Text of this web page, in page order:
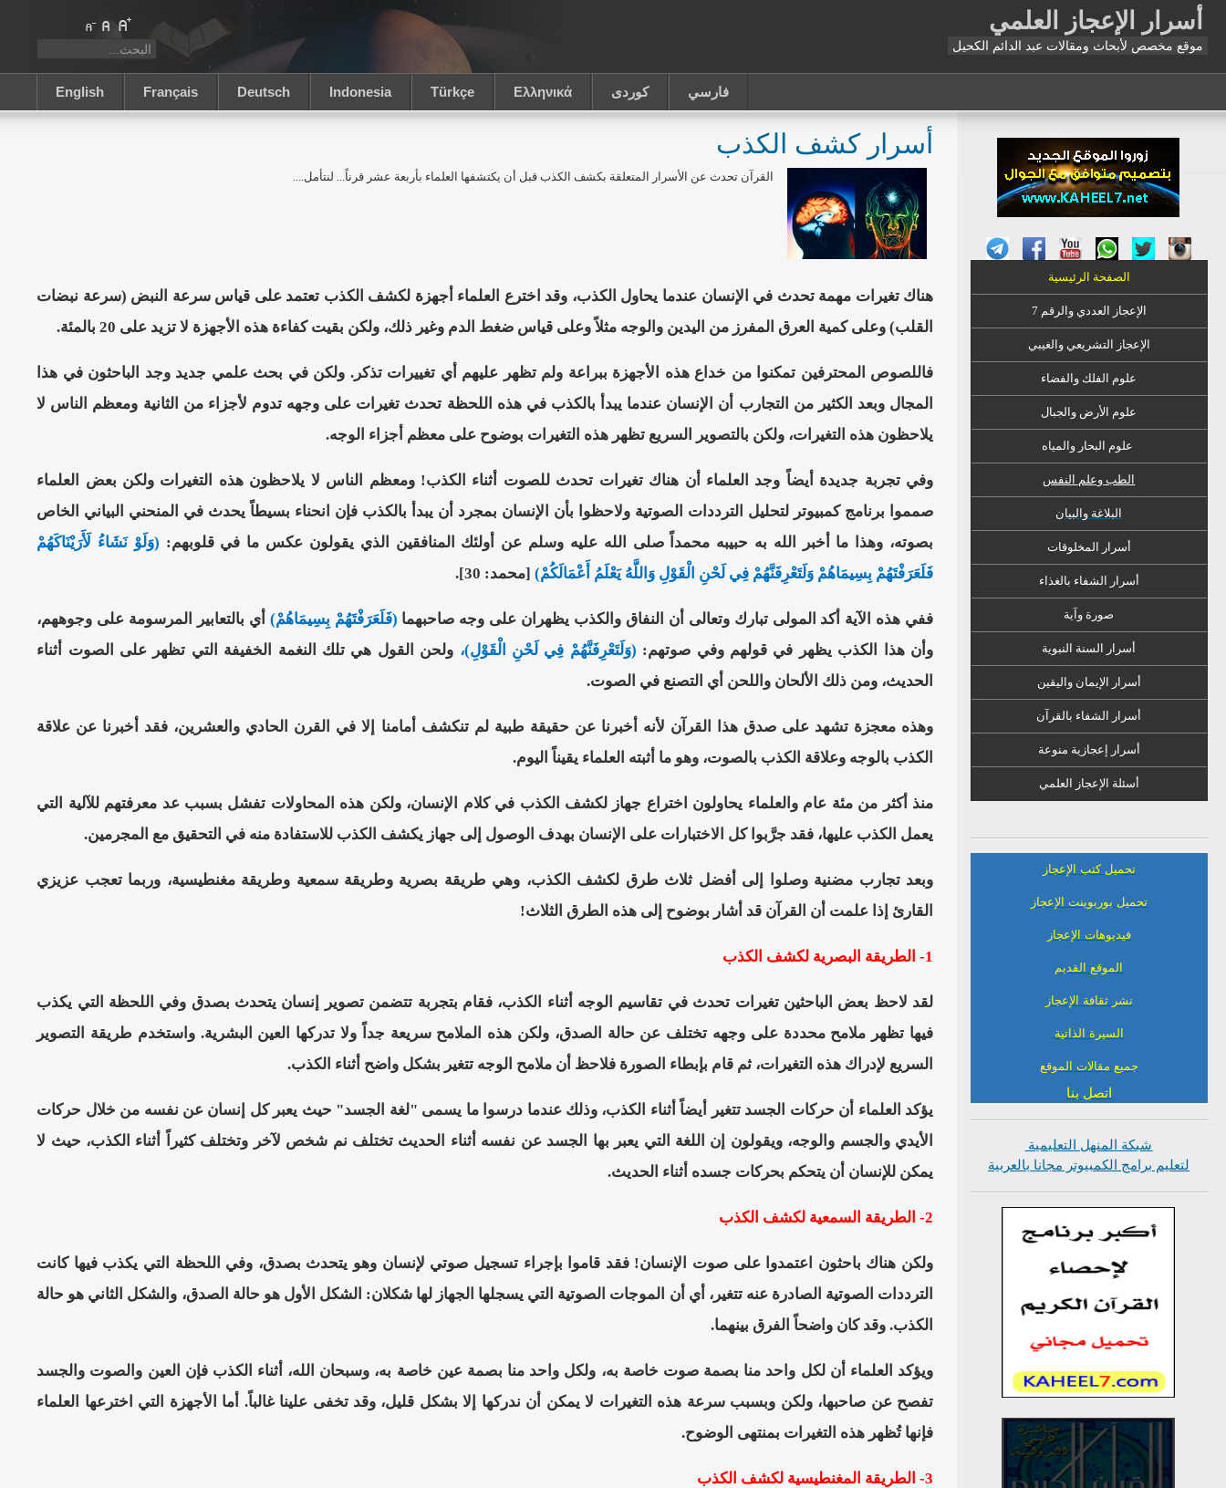
أسرار الإعجاز العلمي
موقع مخصص لأبحاث ومقالات عبد الدائم الكحيل
English Français Deutsch Indonesia Türkçe Ελληνικά كوردى فارسي
أسرار كشف الكذب
القرآن تحدث عن الأسرار المتعلقة بكشف الكذب قبل أن يكتشفها العلماء بأربعة عشر قرناً... لنتأمل....
هناك تغيرات مهمة تحدث في الإنسان عندما يحاول الكذب، وقد اخترع العلماء أجهزة لكشف الكذب تعتمد على قياس سرعة النبض (سرعة نبضات
القلب) وعلى كمية العرق المفرز من اليدين والوجه مثلاً وعلى قياس ضغط الدم وغير ذلك، ولكن بقيت كفاءة هذه الأجهزة لا تزيد على 20 بالمئة.
فاللصوص المحترفين تمكنوا من خداع هذه الأجهزة ببراعة ولم تظهر عليهم أي تغييرات تذكر. ولكن في بحث علمي جديد وجد الباحثون في هذا
المجال وبعد الكثير من التجارب أن الإنسان عندما يبدأ بالكذب في هذه اللحظة تحدث تغيرات على وجهه تدوم لأجزاء من الثانية ومعظم الناس لا
يلاحظون هذه التغيرات، ولكن بالتصوير السريع تظهر هذه التغيرات بوضوح على معظم أجزاء الوجه.
وفي تجربة جديدة أيضاً وجد العلماء أن هناك تغيرات تحدث للصوت أثناء الكذب! ومعظم الناس لا يلاحظون هذه التغيرات ولكن بعض العلماء
صمموا برنامج كمبيوتر لتحليل الترددات الصوتية ولاحظوا بأن الإنسان بمجرد أن يبدأ بالكذب فإن انحناء بسيطاً يحدث في المنحني البياني الخاص
بصوته، وهذا ما أخبر الله به حبيبه محمداً صلى الله عليه وسلم عن أولئك المنافقين الذي يقولون عكس ما في قلوبهم: (وَلَوْ نَشَاءُ لَأَرَيْنَاكَهُمْ
فَلَعَرَفْتَهُمْ بِسِيمَاهُمْ وَلَتَعْرِفَنَّهُمْ فِي لَحْنِ الْقَوْلِ وَاللَّهُ يَعْلَمُ أَعْمَالَكُمْ)[محمد: 30].
ففي هذه الآية أكد المولى تبارك وتعالى أن النفاق والكذب يظهران على وجه صاحبهما (فَلَعَرَفْتَهُمْ بِسِيمَاهُمْ) أي بالتعابير المرسومة على وجوههم،
وأن هذا الكذب يظهر في قولهم وفي صوتهم: (وَلَتَعْرِفَنَّهُمْ فِي لَحْنِ الْقَوْلِ)، ولحن القول هي تلك النغمة الخفيفة التي تظهر على الصوت أثناء
الحديث، ومن ذلك الألحان واللحن أي التصنع في الصوت.
وهذه معجزة تشهد على صدق هذا القرآن لأنه أخبرنا عن حقيقة طبية لم تنكشف أمامنا إلا في القرن الحادي والعشرين، فقد أخبرنا عن علاقة
الكذب بالوجه وعلاقة الكذب بالصوت، وهو ما أثبته العلماء يقيناً اليوم.
منذ أكثر من مئة عام والعلماء يحاولون اختراع جهاز لكشف الكذب في كلام الإنسان، ولكن هذه المحاولات تفشل بسبب عد معرفتهم للآلية التي
يعمل الكذب عليها، فقد جرَّبوا كل الاختبارات على الإنسان بهدف الوصول إلى جهاز يكشف الكذب للاستفادة منه في التحقيق مع المجرمين.
وبعد تجارب مضنية وصلوا إلى أفضل ثلاث طرق لكشف الكذب، وهي طريقة بصرية وطريقة سمعية وطريقة مغنطيسية، وربما تعجب عزيزي
القارئ إذا علمت أن القرآن قد أشار بوضوح إلى هذه الطرق الثلاث!
1- الطريقة البصرية لكشف الكذب
لقد لاحظ بعض الباحثين تغيرات تحدث في تقاسيم الوجه أثناء الكذب، فقام بتجربة تتضمن تصوير إنسان يتحدث بصدق وفي اللحظة التي يكذب
فيها تظهر ملامح محددة على وجهه تختلف عن حالة الصدق، ولكن هذه الملامح سريعة جداً ولا تدركها العين البشرية. واستخدم طريقة التصوير
السريع لإدراك هذه التغيرات، ثم قام بإبطاء الصورة فلاحظ أن ملامح الوجه تتغير بشكل واضح أثناء الكذب.
يؤكد العلماء أن حركات الجسد تتغير أيضاً أثناء الكذب، وذلك عندما درسوا ما يسمى "لغة الجسد" حيث يعبر كل إنسان عن نفسه من خلال حركات
الأيدي والجسم والوجه، ويقولون إن اللغة التي يعبر بها الجسد عن نفسه أثناء الحديث تختلف نم شخص لآخر وتختلف كثيراً أثناء الكذب، حيث لا
يمكن للإنسان أن يتحكم بحركات جسده أثناء الحديث.
2- الطريقة السمعية لكشف الكذب
ولكن هناك باحثون اعتمدوا على صوت الإنسان! فقد قاموا بإجراء تسجيل صوتي لإنسان وهو يتحدث بصدق، وفي اللحظة التي يكذب فيها كانت
الترددات الصوتية الصادرة عنه تتغير، أي أن الموجات الصوتية التي يسجلها الجهاز لها شكلان: الشكل الأول هو حالة الصدق، والشكل الثاني هو حالة
الكذب. وقد كان واضحاً الفرق بينهما.
ويؤكد العلماء أن لكل واحد منا بصمة صوت خاصة به، ولكل واحد منا بصمة عين خاصة به، وسبحان الله، أثناء الكذب فإن العين والصوت والجسد
تفصح عن صاحبها، ولكن وبسبب سرعة هذه التغيرات لا يمكن أن ندركها إلا بشكل قليل، وقد تخفى علينا غالباً. أما الأجهزة التي اخترعها العلماء
فإنها تُظهر هذه التغيرات بمنتهى الوضوح.
3- الطريقة المغنطيسية لكشف الكذب
الصفحة الرئيسية
الإعجاز العددي والرقم 7
الإعجاز التشريعي والغيبي
علوم الفلك والفضاء
علوم الأرض والجبال
علوم البحار والمياه
الطب وعلم النفس
البلاغة والبيان
أسرار المخلوقات
أسرار الشفاء بالغذاء
صورة وآية
أسرار السنة النبوية
أسرار الإيمان واليقين
أسرار الشفاء بالقرآن
أسرار إعجازية منوعة
أسئلة الإعجاز العلمي
تحميل كتب الإعجاز
تحميل بوربوينت الإعجاز
فيديوهات الإعجاز
الموقع القديم
نشر ثقافة الإعجاز
السيرة الذاتية
جميع مقالات الموقع
اتصل بنا
شبكة المنهل التعليمية
لتعليم برامج الكمبيوتر مجانا بالعربية